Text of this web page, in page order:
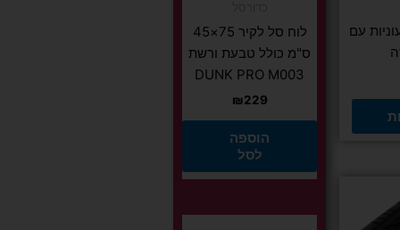
עם
לוח סל לקיר 75×45
ס"מ כולל טבעת ורשת
DUNK PRO M003
₪229
הוספה
לסל